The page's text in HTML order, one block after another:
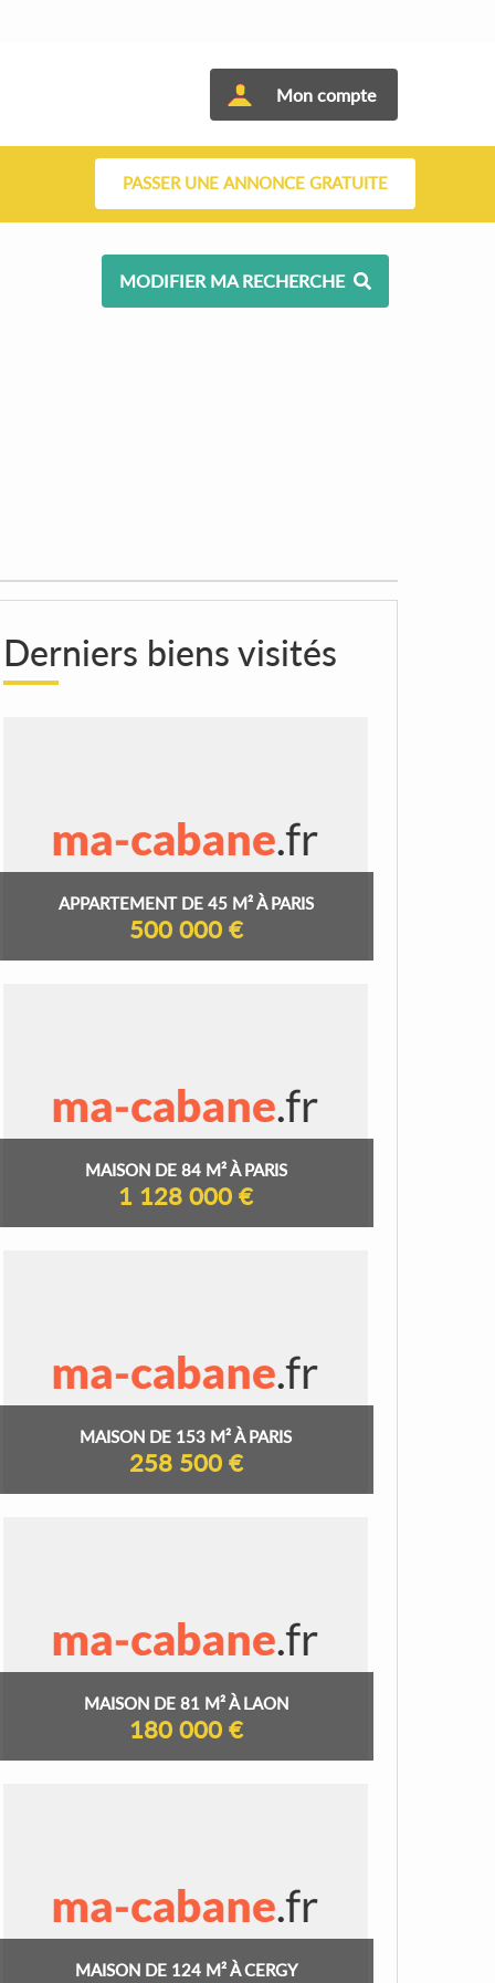
Mon compte
PASSER UNE ANNONCE GRATUITE
MODIFIER MA RECHERCHE
Derniers biens visités
APPARTEMENT DE 45 M² À PARIS
500 000 €
MAISON DE 84 M² À PARIS
1 128 000 €
MAISON DE 153 M² À PARIS
258 500 €
MAISON DE 81 M² À LAON
180 000 €
MAISON DE 124 M² À CERGY